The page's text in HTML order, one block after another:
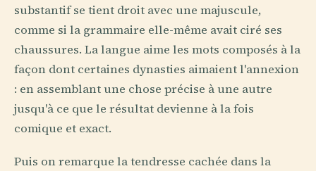
substantif se tient droit avec une majuscule,
comme si la grammaire elle-même avait ciré ses
chaussures. La langue aime les mots composés à la
façon dont certaines dynasties aimaient l'annexion
: en assemblant une chose précise à une autre
jusqu'à ce que le résultat devienne à la fois
comique et exact.
Puis on remarque la tendresse cachée dans la